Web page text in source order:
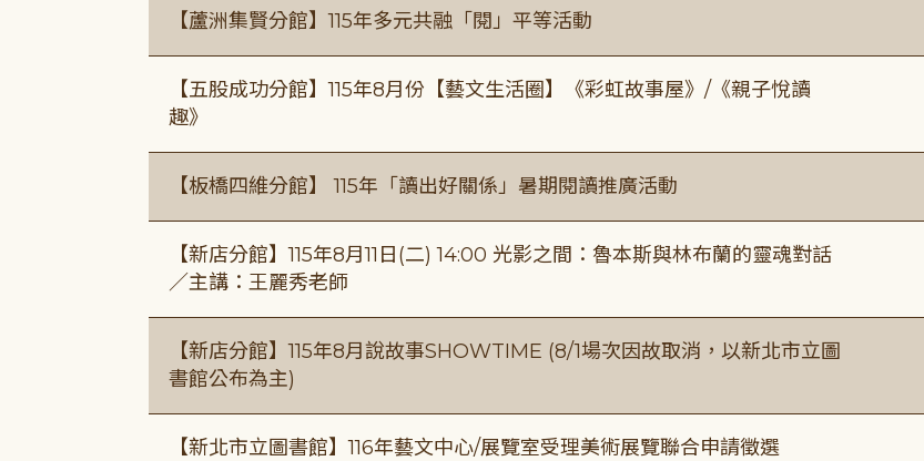
【蘆洲集賢分館】115年多元共融「閱」平等活動
【五股成功分館】115年8月份【藝文生活圈】《彩虹故事屋》/《親子悅讀
趣》
【板橋四維分館】 115年「讀出好關係」暑期閱讀推廣活動
【新店分館】115年8月11日(二) 14:00 光影之間：魯本斯與林布蘭的靈魂對話
／主講：王麗秀老師
【新店分館】115年8月說故事SHOWTIME (8/1場次因故取消，以新北市立圖
書館公布為主)
【新北市立圖書館】116年藝文中心/展覽室受理美術展覽聯合申請徵選